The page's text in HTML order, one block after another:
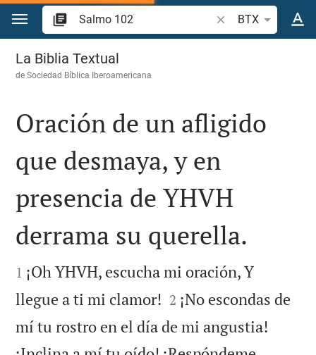
Ir a un contenido
Buscar versículo
BTX
Salmo 102
La Biblia Textual
deSociedad Bíblica Iberoamericana

Oración de un afligido
que desmaya, y en
presencia de YHVH
derrama su querella.

1 ¡Oh YHVH, escucha mi oración, Y
llegue a ti mi clamor! 

2 ¡No escondas de
mí tu rostro en el día de mi angustia!